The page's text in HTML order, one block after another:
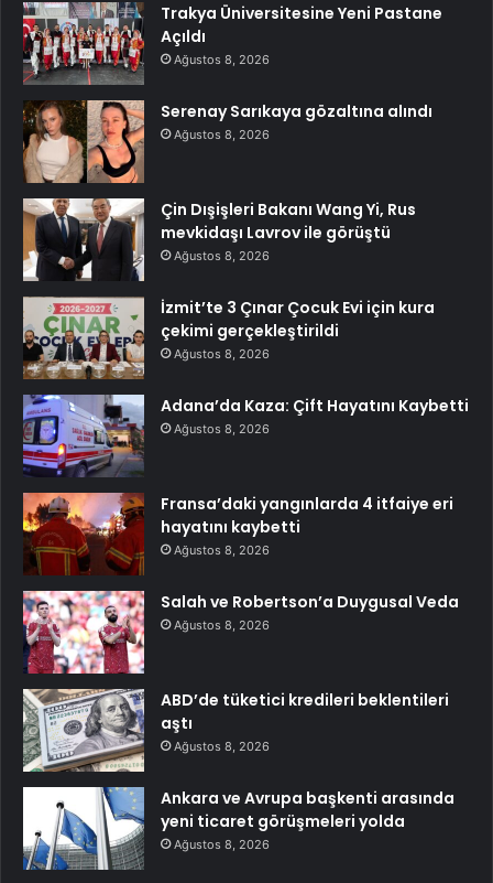
Trakya Üniversitesine Yeni Pastane
Açıldı
Ağustos 8, 2026
Serenay Sarıkaya gözaltına alındı
Ağustos 8, 2026
Çin Dışişleri Bakanı Wang Yi, Rus
mevkidaşı Lavrov ile görüştü
Ağustos 8, 2026
İzmit’te 3 Çınar Çocuk Evi için kura
çekimi gerçekleştirildi
Ağustos 8, 2026
Adana’da Kaza: Çift Hayatını Kaybetti
Ağustos 8, 2026
Fransa’daki yangınlarda 4 itfaiye eri
hayatını kaybetti
Ağustos 8, 2026
Salah ve Robertson’a Duygusal Veda
Ağustos 8, 2026
ABD’de tüketici kredileri beklentileri
aştı
Ağustos 8, 2026
Ankara ve Avrupa başkenti arasında
yeni ticaret görüşmeleri yolda
Ağustos 8, 2026